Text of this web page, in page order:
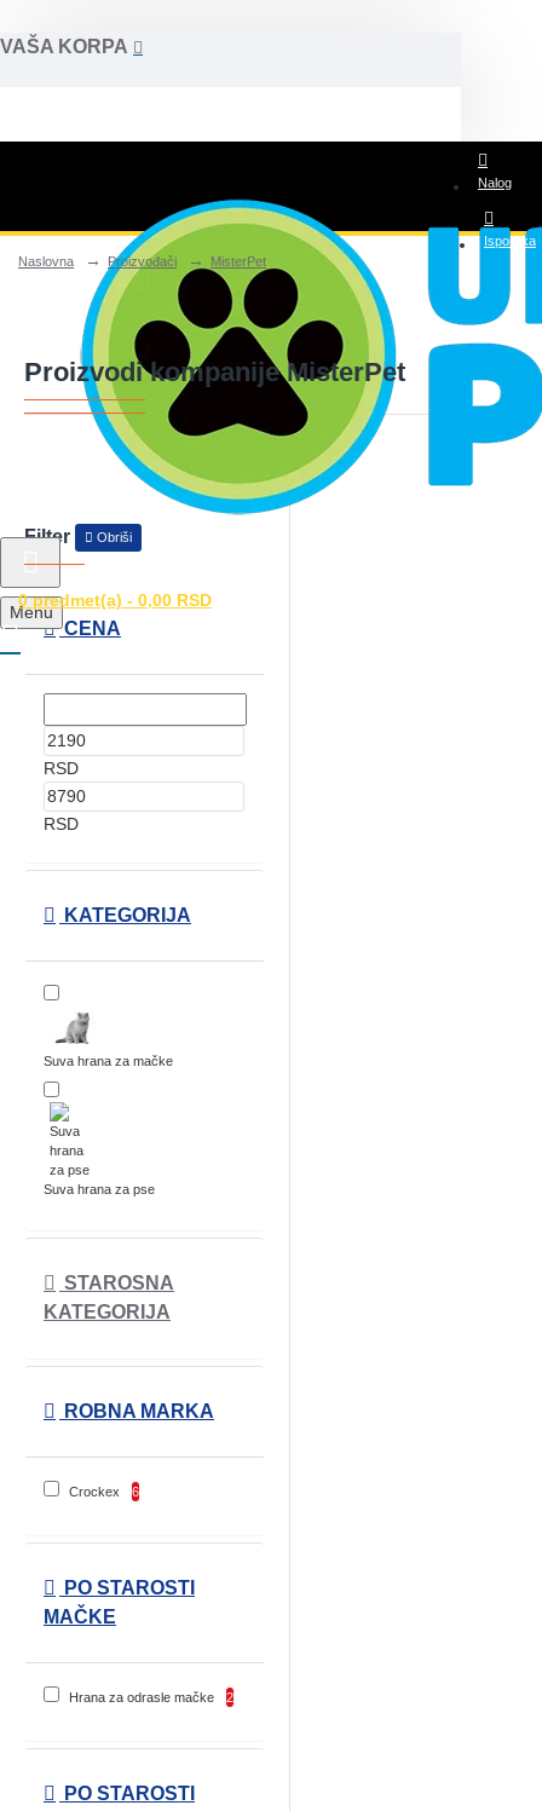
VAŠA KORPA
Nalog
Isporuka
Posao
Menu
0 predmet(a) - 0,00 RSD
Naslovna Proizvođači MisterPet
Proizvodi kompanije MisterPet
Filter Obriši
CENA
RSD
RSD
KATEGORIJA
Suva hrana za mačke
Suva hrana za pse
STAROSNA
KATEGORIJA
ROBNA MARKA
Crockex 6
PO STAROSTI
MAČKE
Hrana za odrasle mačke 2
PO STAROSTI